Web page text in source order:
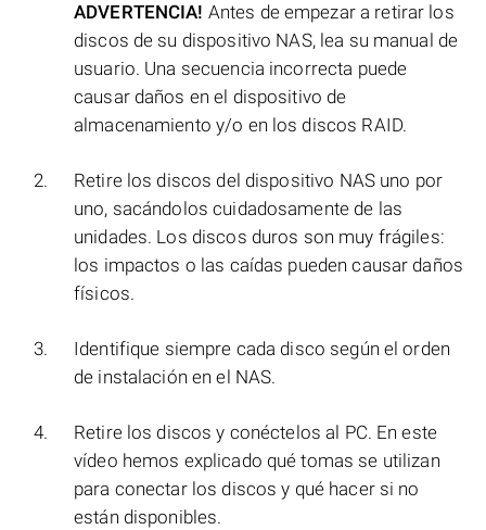
ADVERTENCIA! Antes de empezar a retirar los
discos de su dispositivo NAS, lea su manual de
usuario. Una secuencia incorrecta puede
causar daños en el dispositivo de
almacenamiento y/o en los discos RAID.
Retire los discos del dispositivo NAS uno por
uno, sacándolos cuidadosamente de las
unidades. Los discos duros son muy frágiles:
los impactos o las caídas pueden causar daños
físicos.
Identifique siempre cada disco según el orden
de instalación en el NAS.
Retire los discos y conéctelos al PC. En este
vídeo hemos explicado qué tomas se utilizan
para conectar los discos y qué hacer si no
están disponibles.